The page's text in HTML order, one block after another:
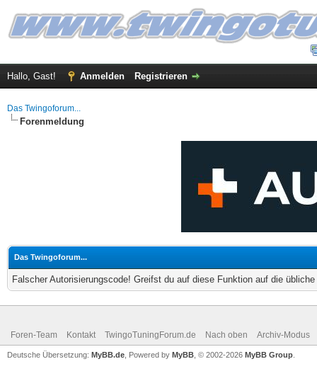
Hallo, Gast! Anmelden Registrieren
Das Twingoforum...
Forenmeldung
Das Twingoforum...
Falscher Autorisierungscode! Greifst du auf diese Funktion auf die
Foren-Team Kontakt TwingoTuningForum.de Nach oben Archiv-Modus
Deutsche Übersetzung: MyBB.de , Powered by MyBB , © 2002-2026 MyBB Group